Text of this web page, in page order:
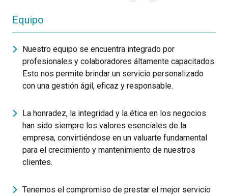
Equipo
Nuestro equipo se encuentra integrado por
profesionales y colaboradores áltamente capacitados.
Esto nos permite brindar un servicio personalizado
con una gestión ágil, eficaz y responsable.
La honradez, la integridad y la ética en los negocios
han sido siempre los valores esenciales de la
empresa, convirtiéndose en un valuarte fundamental
para el crecimiento y mantenimiento de nuestros
clientes.
Tenemos el compromiso de prestar el mejor servicio